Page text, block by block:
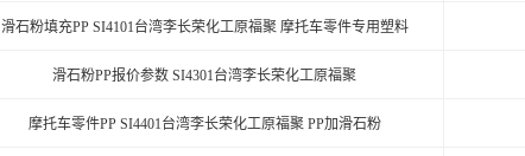
滑石粉填充PP SI4101台湾李长荣化工原福聚 摩托车零件专用塑料
滑石粉PP报价参数 SI4301台湾李长荣化工原福聚
摩托车零件PP SI4401台湾李长荣化工原福聚 PP加滑石粉